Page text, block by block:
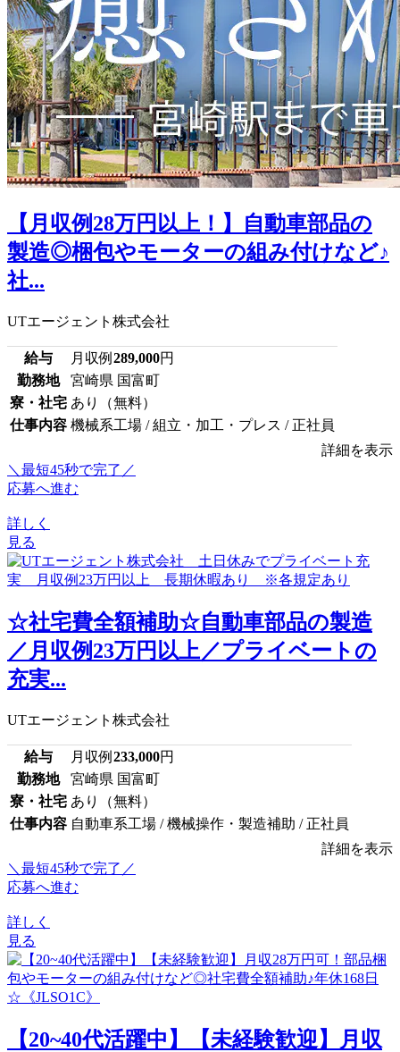
【月収例28万円以上！】自動車部品の
製造◎梱包やモーターの組み付けなど♪
社...
UTエージェント株式会社
給与 月収例 289,000円
勤務地
宮崎県 国富町
寮・社宅 あり（無料）
仕事内容 機械系工場 / 組立・加工・プレス / 正社員
詳細を表示
＼最短45秒で完了／
応募へ進む
詳しく
見る
☆社宅費全額補助☆自動車部品の製造
／月収例23万円以上／プライベートの
充実...
UTエージェント株式会社
給与 月収例 233,000円
勤務地
宮崎県 国富町
寮・社宅 あり（無料）
仕事内容 自動車系工場 / 機械操作・製造補助 / 正社員
詳細を表示
＼最短45秒で完了／
応募へ進む
詳しく
見る
【20~40代活躍中】【未経験歓迎】月収